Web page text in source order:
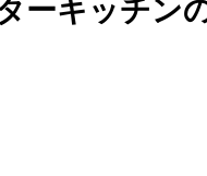
ーキッチン